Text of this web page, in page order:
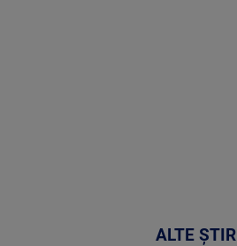
ALTE ȘTIRI